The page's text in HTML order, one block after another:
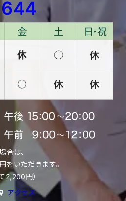
合は、
をいただきます。
2,200円）
アクセス